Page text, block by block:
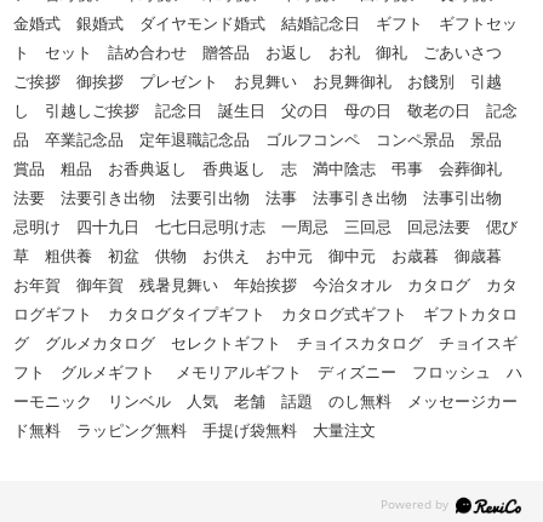
金婚式 銀婚式 ダイヤモンド婚式 結婚記念日 ギフト ギフトセッ
ト セット 詰め合わせ 贈答品 お返し お礼 御礼 ごあいさつ
ご挨拶 御挨拶 プレゼント お見舞い お見舞御礼 お餞別 引越
し 引越しご挨拶 記念日 誕生日 父の日 母の日 敬老の日 記念
品 卒業記念品 定年退職記念品 ゴルフコンペ コンペ景品 景品
賞品 粗品 お香典返し 香典返し 志 満中陰志 弔事 会葬御礼
法要 法要引き出物 法要引出物 法事 法事引き出物 法事引出物
忌明け 四十九日 七七日忌明け志 一周忌 三回忌 回忌法要 偲び
草 粗供養 初盆 供物 お供え お中元 御中元 お歳暮 御歳暮
お年賀 御年賀 残暑見舞い 年始挨拶 今治タオル カタログ カタ
ログギフト カタログタイプギフト カタログ式ギフト ギフトカタロ
グ グルメカタログ セレクトギフト チョイスカタログ チョイスギ
フト グルメギフト メモリアルギフト ディズニー フロッシュ ハ
ーモニック リンベル 人気 老舗 話題 のし無料 メッセージカー
ド無料 ラッピング無料 手提げ袋無料 大量注文